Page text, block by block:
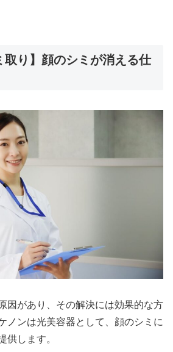
取り】顔のシミが消える仕
因があり、その解決には効果的な方
ノンは光美容器として、顔のシミに
供します。